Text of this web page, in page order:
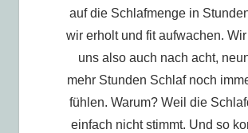
auf die Schlafmenge in
wir erholt und fit aufwachen.
uns also auch nach acht,
mehr Stunden Schlaf noch
fühlen. Warum? Weil die
einfach nicht stimmt. Und so